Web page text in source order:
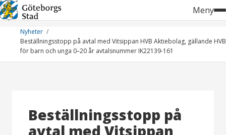
Hoppa
till
innehåll
Meny
Nyheter
Beställningsstopp på avtal med Vitsippan HVB Aktiebolag, gällande HVB
för barn och unga 0–20 år avtalsnummer IK22139-161
Beställningsstopp på
avtal med Vitsippan